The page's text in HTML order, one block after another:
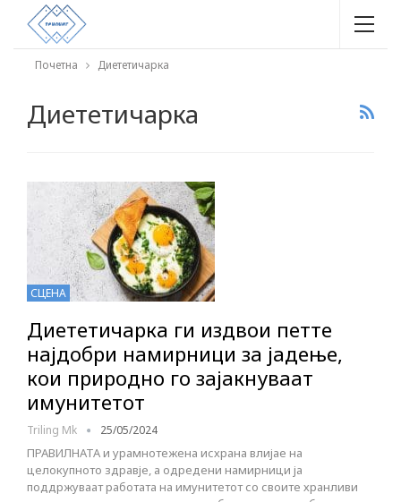
Почетна Диететичарка
Диететичарка
СЦЕНА
Диететичарка ги издвои петте
најдобри намирници за јадење,
кои природно го зајакнуваат
имунитетот
Triling Mk 25/05/2024
ПРАВИЛНАТА и урамнотежена исхрана влијае на
целокупното здравје, а одредени намирници ја
поддржуваат работата на имунитетот со своите хранливи